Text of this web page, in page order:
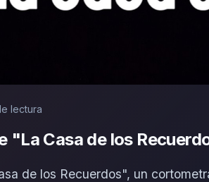
lectura
"La Casa de los
de los Recuerdos", un